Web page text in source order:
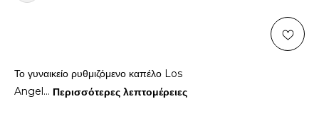
Το γυναικείο ρυθμιζόμενο καπέλο Los
Angel... Περισσότερες λεπτομέρειες